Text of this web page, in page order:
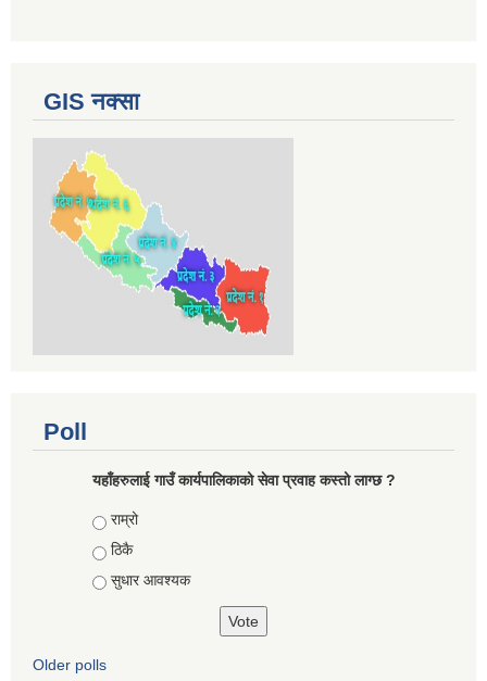
GIS नक्सा
Poll
यहाँहरुलाई गाउँ कार्यपालिकाको सेवा प्रवाह कस्तो लाग्छ ?
Choices
राम्रो
ठिकै
सुधार आवश्यक
Older polls